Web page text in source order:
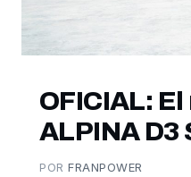
OFICIAL:
ALPINA D3
PORFRANPOWER